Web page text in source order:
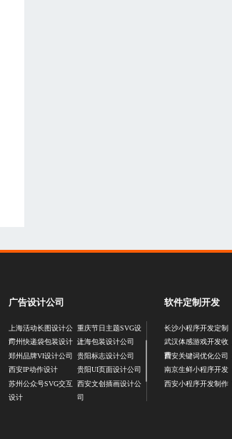
广告设计公司
上海活动长图设计公
司
广州快递袋包装设计
郑州品牌VI设计公司
西安IP动作设计
苏州公众号SVG交互
设计
重庆节日主题SVG设
计
上海包装设计公司
贵阳标志设计公司
贵阳UI页面设计公司
西安文创插画设计公
司
软件定制开发
长沙小程序开发定制
武汉体感游戏开发收
费
西安关键词优化公司
南京生鲜小程序开发
西安小程序开发制作